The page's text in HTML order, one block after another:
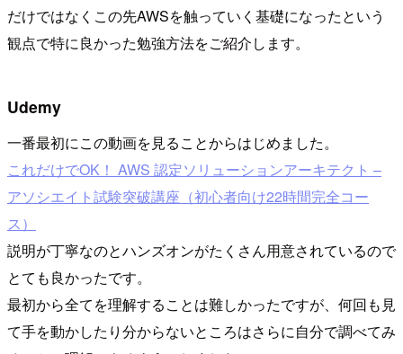
だけではなくこの先AWSを触っていく基礎になったという
観点で特に良かった勉強方法をご紹介します。
Udemy
一番最初にこの動画を見ることからはじめました。
これだけでOK！ AWS 認定ソリューションアーキテクト –
アソシエイト試験突破講座（初心者向け22時間完全コー
ス）
説明が丁寧なのとハンズオンがたくさん用意されているので
とても良かったです。
最初から全てを理解することは難しかったですが、何回も見
て手を動かしたり分からないところはさらに自分で調べてみ